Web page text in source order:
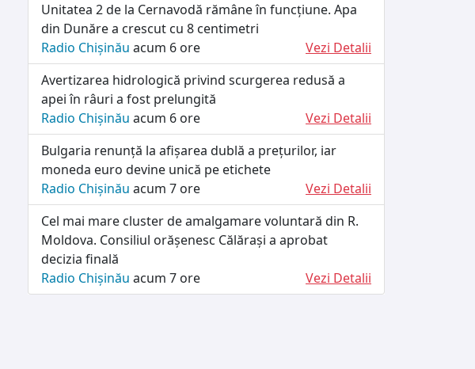
Unitatea 2 de la Cernavodă rămâne în funcțiune. Apa
din Dunăre a crescut cu 8 centimetri
Radio Chișinău acum 6 ore
Vezi Detalii
Avertizarea hidrologică privind scurgerea redusă a
apei în râuri a fost prelungită
Radio Chișinău acum 6 ore
Vezi Detalii
Bulgaria renunță la afișarea dublă a prețurilor, iar
moneda euro devine unică pe etichete
Radio Chișinău acum 7 ore
Vezi Detalii
Cel mai mare cluster de amalgamare voluntară din R.
Moldova. Consiliul orășenesc Călărași a aprobat
decizia finală
Radio Chișinău acum 7 ore Vezi Detalii